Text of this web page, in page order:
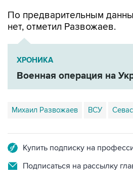
По предварительным
нет, отметил Развожаев.
ХРОНИКА
Военная операция на
Михаил Развожаев ВСУ
Купить подписку на
Подписаться на рассылку